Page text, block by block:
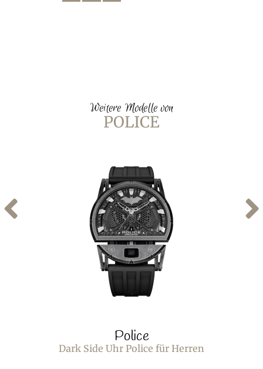
Weitere Modelle von
POLICE
Police
Dark Side Uhr Police für Herren